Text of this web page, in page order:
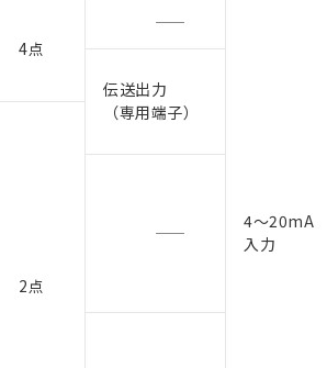
4点
4～20mA
入力
伝送出力
（専用端子）
2点